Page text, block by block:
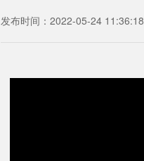
发布时间：2022-05-24 11:36:18